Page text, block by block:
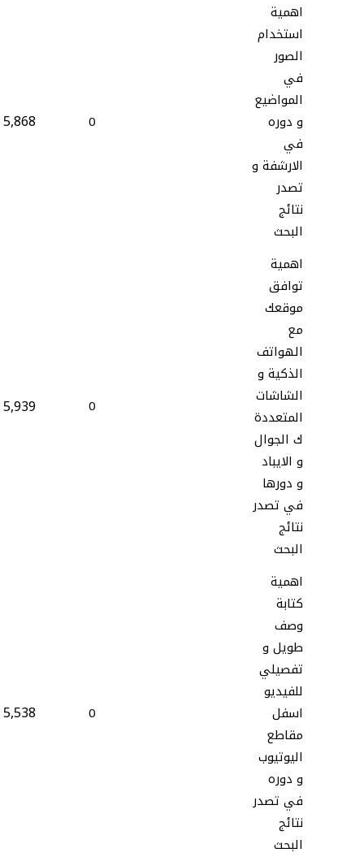
اهمية
استخدام
الصور
في
المواضيع
و دوره
في
الارشفة و
تصدر
نتائج
البحث
0
5,868
اهمية
توافق
موقعك
مع
الهواتف
الذكية و
الشاشات
المتعددة
ك الجوال
و الايباد
و دورها
في تصدر
نتائج
البحث
0
5,939
اهمية
كتابة
وصف
طويل و
تفصيلي
للفيديو
اسفل
مقاطع
اليوتيوب
و دوره
في تصدر
نتائج
البحث
0
5,538